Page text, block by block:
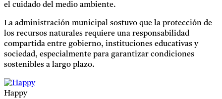
el cuidado del medio ambiente.
La administración municipal sostuvo que la protección de
los recursos naturales requiere una responsabilidad
compartida entre gobierno, instituciones educativas y
sociedad, especialmente para garantizar condiciones
sostenibles a largo plazo.
Happy